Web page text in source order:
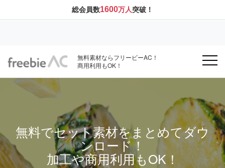
総会員数1600万人突破！
無料素材ならフリービーAC！
商用利用もOK！
無料でセット素材をまとめてダウ
ンロード！
加工や商用利用もOK！